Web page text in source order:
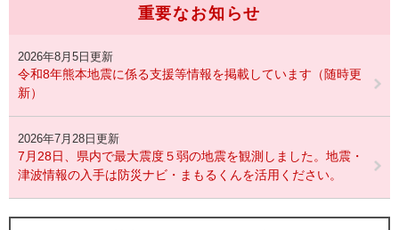
重要なお知らせ
2026年8月5日更新
令和8年熊本地震に係る支援等情報を掲載しています（随時更
新）
2026年7月28日更新
7月28日、県内で最大震度５弱の地震を観測しました。地震・
津波情報の入手は防災ナビ・まもるくんを活用ください。